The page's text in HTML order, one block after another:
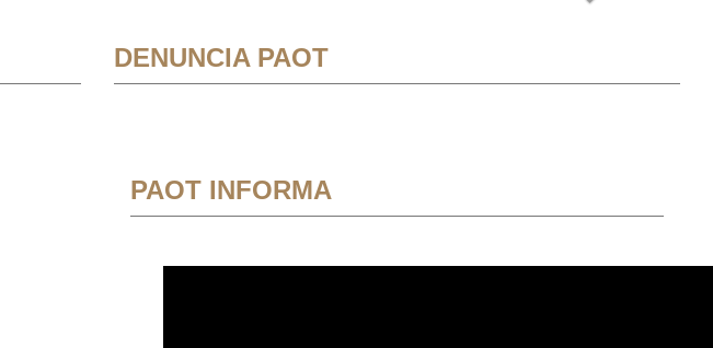
DENUNCIA PAOT
PAOT INFORMA